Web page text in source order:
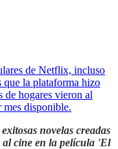
de Netflix, incluso
que la plataforma hizo
de hogares vieron al
mes disponible.
novelas creadas
al cine en la película 'El